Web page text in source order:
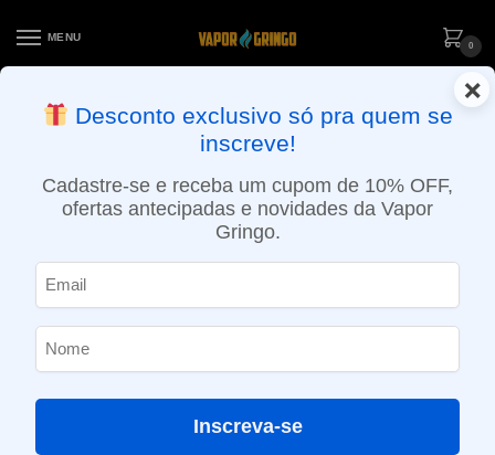
MENU
0
ENTREGA NO MESMO DIA EM SÃO PAULO (SEG A SEX): PEDIDOS
APROVADOS ATÉ 15:30 VIA MOTOBOY
×
Desconto exclusivo só pra quem se
inscreve!
Cadastre-se e receba um cupom de 10% OFF,
ofertas antecipadas e novidades da Vapor
Gringo.
Inscreva-se